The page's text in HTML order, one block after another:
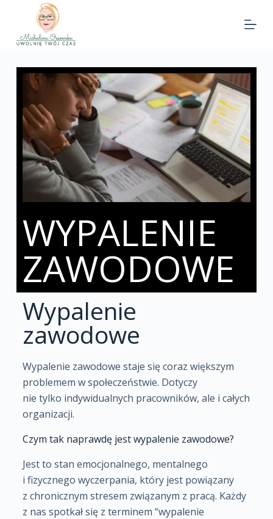
WYPALENIE
ZAWODOWE
Wypalenie
zawodowe
Wypalenie zawodowe staje się coraz większym
problemem w społeczeństwie. Dotyczy
nie tylko indywidualnych pracowników, ale i całych
organizacji.
Czym tak naprawdę jest wypalenie zawodowe?
Jest to stan emocjonalnego, mentalnego
i fizycznego wyczerpania, który jest powiązany
z chronicznym stresem związanym z pracą. Każdy
z nas spotkał się z terminem “wypalenie